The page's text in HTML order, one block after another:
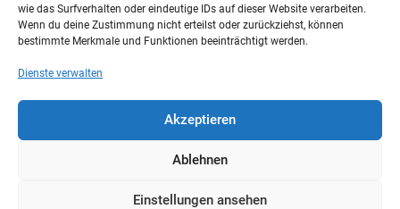
wie das Surfverhalten oder eindeutige IDs auf dieser Website verarbeiten.
Wenn du deine Zustimmung nicht erteilst oder zurückziehst, können
bestimmte Merkmale und Funktionen beeinträchtigt werden.
Dienste verwalten
Akzeptieren
Ablehnen
Einstellungen ansehen
MFG-Antrag zur Aussetzung der Landesumlage
abgelehnt – jetzt zahlen die Gemeinden den Preis